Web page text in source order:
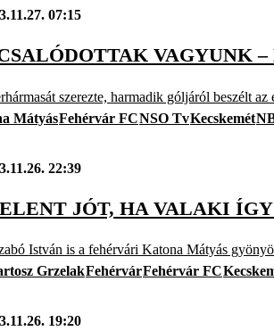
07:15
VAGYUNK
szerezte, harmadik góljáról beszélt
MátyásFehérvár FCNSO TvKecskemét
22:39
JÓT, HA VALAKI
István is a fehérvári Katona Mátyás
GrzelakFehérvárFehérvár FC
19:20